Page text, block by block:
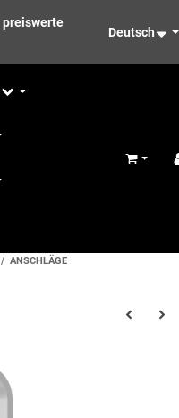
preiswerte
Deutsch
ANSCHLÄGE